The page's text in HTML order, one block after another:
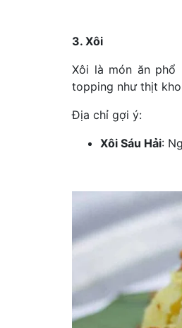
3. Xôi
Xôi là món ăn phổ
topping như thịt
Địa chỉ gợi ý:
Xôi Sáu Hải: